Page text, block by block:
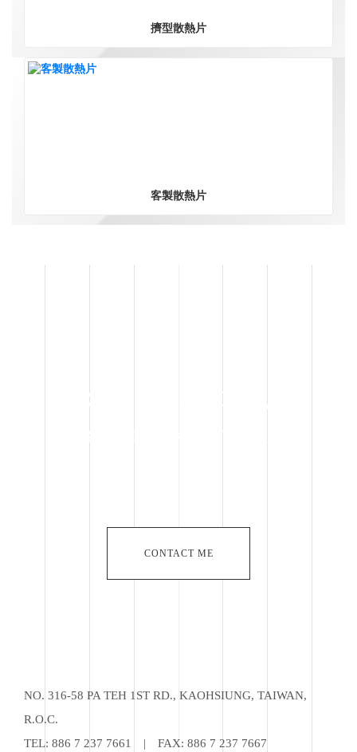
擠型散熱片
客製散熱片
Specialist in OEM,
BROADLAKE in Taiwan
CONTACT ME
NO. 316-58 PA TEH 1ST RD., KAOHSIUNG, TAIWAN,
R.O.C.
TEL: 886 7 237 7661 | FAX: 886 7 237 7667